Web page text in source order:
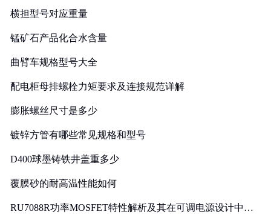
横担型号对应重量
锰矿石产品化合水含量
曲臂车规格型号大全
配电柜母排螺栓力矩要求及连接规范详解
膨胀螺丝尺寸是多少
镀锌方管有哪些常见规格和型号
D400球墨铸铁井盖重多少
覆膜砂的耐高温性能如何
RU7088R功率MOSFET特性解析及其在可调电源设计中的